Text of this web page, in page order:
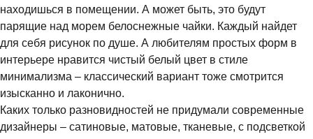
находишься в помещении. А может быть, это будут
парящие над морем белоснежные чайки. Каждый найдет
для себя рисунок по душе. А любителям простых форм в
интерьере нравится чистый белый цвет в стиле
минимализма – классический вариант тоже смотрится
изысканно и лаконично.
Каких только разновидностей не придумали современные
дизайнеры – сатиновые, матовые, тканевые, с подсветкой